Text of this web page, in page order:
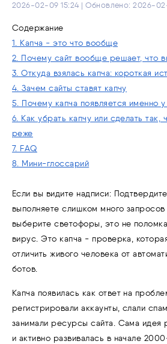
2026-02-09 15:24 | Обновлено: 2026-
Содержание
1. Капча - это что вообще
2. Почему сайт вообще решает, что
3. Откуда взялась капча: короткая
4. Зачем сайты ставят капчу
5. Почему капча появляется именно
6. Как убрать капчу или сделать так,
реже
7. FAQ
8. Мини-глоссарий
Если вы видите надписи:
выполняете слишком много запросов
выберите светофоры, это не
вирус. Это капча - проверка,
отличить живого человека от
ботов.
Капча появилась как ответ на
регистрировали аккаунты, слали
занимали ресурсы сайта. Сама идея
и активно развивалась в начале